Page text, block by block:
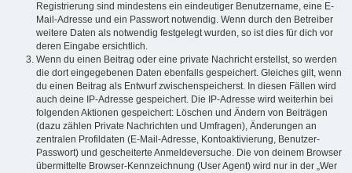
Registrierung sind mindestens ein eindeutiger Benutzername, eine E-
Mail-Adresse und ein Passwort notwendig. Wenn durch den Betreiber
weitere Daten als notwendig festgelegt wurden, so ist dies für dich vor
deren Eingabe ersichtlich.
Wenn du einen Beitrag oder eine private Nachricht erstellst, so werden
die dort eingegebenen Daten ebenfalls gespeichert. Gleiches gilt, wenn
du einen Beitrag als Entwurf zwischenspeicherst. In diesen Fällen wird
auch deine IP-Adresse gespeichert. Die IP-Adresse wird weiterhin bei
folgenden Aktionen gespeichert: Löschen und Ändern von Beiträgen
(dazu zählen Private Nachrichten und Umfragen), Änderungen an
zentralen Profildaten (E-Mail-Adresse, Kontoaktivierung, Benutzer-
Passwort) und gescheiterte Anmeldeversuche. Die von deinem Browser
übermittelte Browser-Kennzeichnung (User Agent) wird nur in der „Wer